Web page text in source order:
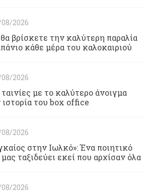
2026
βρίσκετε την καλύτερη παραλία
κάθε μέρα του καλοκαιριού
2026
ταινίες με το καλύτερο άνοιγμα
ιστορία του box office
2026
στην Ιωλκό»: Ένα ποιητικό
ταξιδεύει εκεί που αρχίσαν όλα
2026